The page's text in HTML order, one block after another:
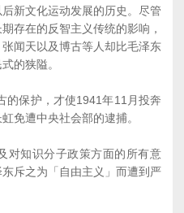
新文化运动发展的历史。尽管
存在的反智主义传统的影响，
闻天以及博古等人却比毛泽东
的狭隘。
的保护，才使1941年11月投奔
免遭中央社会部的逮捕。
对知识分子政策方面的所有意
斥之为「自由主义」而遭到严